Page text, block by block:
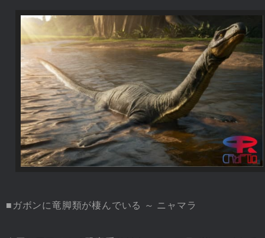
■ガボンに竜脚類が棲んでいる ～ ニャマラ